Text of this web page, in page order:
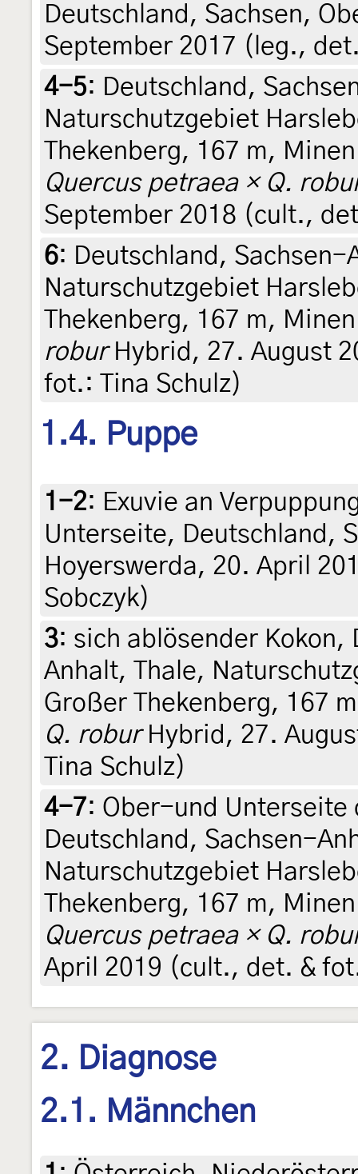
Deutschland, Sachsen,
September 2017 (leg.,
4-5: Deutschland,
Naturschutzgebiet
Thekenberg, 167 m,
Quercus petraea × Q.
September 2018 (cult.,
6: Deutschland, Sachsen-
Naturschutzgebiet
Thekenberg, 167 m,
roburHybrid, 27. August
fot.: Tina Schulz)
1.4. Puppe
1-2: Exuvie an
Unterseite, Deutschland,
Hoyerswerda, 20. April
Sobczyk)
3: sich ablösender Kokon,
Anhalt, Thale,
Großer Thekenberg, 167
Q. roburHybrid, 27.
Tina Schulz)
4-7: Ober-und Unterseite
Deutschland, Sachsen-
Naturschutzgebiet
Thekenberg, 167 m,
Quercus petraea × Q.
April 2019 (cult., det. &
2. Diagnose
2.1. Männchen